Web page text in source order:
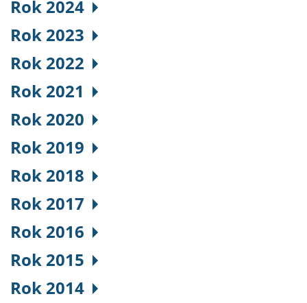
Rok 2024
Rok 2023
Rok 2022
Rok 2021
Rok 2020
Rok 2019
Rok 2018
Rok 2017
Rok 2016
Rok 2015
Rok 2014